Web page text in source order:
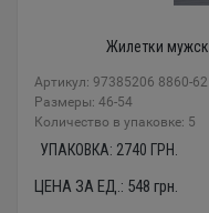
Жилетки
Артикул: 97385206 8860-62
Размеры: 46-54
Количество в упаковке: 5
УПАКОВКА: 2740 ГРН.
ЦЕНА ЗА ЕД.: 548 грн.